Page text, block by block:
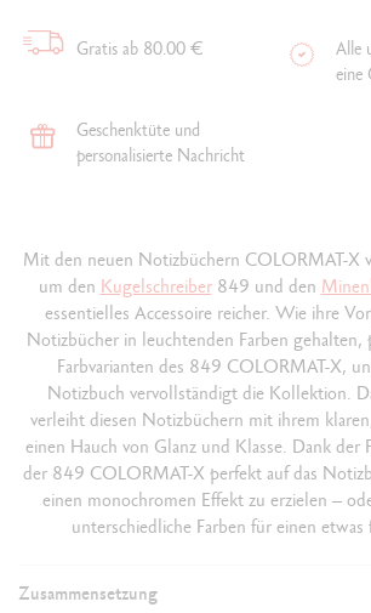
Gratis ab 80.00 €
Alle
eine
Geschenktüte und
personalisierte Nachricht
Mit den neuen Notizbüchern COLORMAT-X
um den Kugelschreiber849 und den
essentielles Accessoire reicher. Wie ihre
Notizbücher in leuchtenden Farben gehalten,
Farbvarianten des 849 COLORMAT-X,
Notizbuch vervollständigt die Kollektion.
verleiht diesen Notizbüchern mit ihrem
einen Hauch von Glanz und Klasse. Dank der
der 849 COLORMAT-X perfekt auf das
einen monochromen Effekt zu erzielen –
unterschiedliche Farben für einen etwas
Zusammensetzung